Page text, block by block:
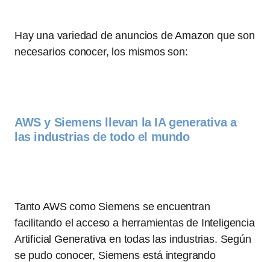
Hay una variedad de anuncios de Amazon que son
necesarios conocer, los mismos son:
AWS y Siemens llevan la IA generativa a
las industrias de todo el mundo
Tanto AWS como Siemens se encuentran
facilitando el acceso a herramientas de Inteligencia
Artificial Generativa en todas las industrias. Según
se pudo conocer, Siemens está integrando